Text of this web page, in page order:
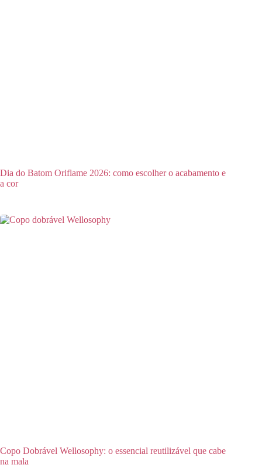
Dia do Batom Oriflame 2026: como escolher o acabamento e
a cor
Copo Dobrável Wellosophy: o essencial reutilizável que cabe
na mala